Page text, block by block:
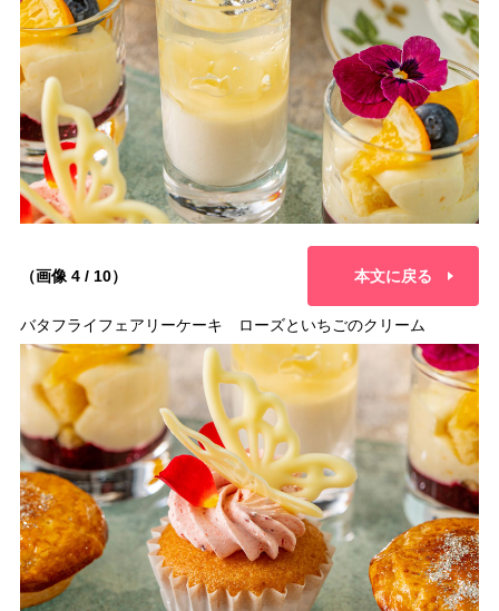
（画像 4 / 10） 本文に戻る
バタフライフェアリーケーキ ローズといちごのクリーム